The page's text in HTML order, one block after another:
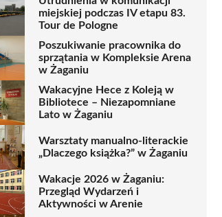
miejskiej podczas IV etapu 83.
Tour de Pologne
Poszukiwanie pracownika do
sprzątania w Kompleksie Arena
w Żaganiu
Wakacyjne Hece z Koleją w
Bibliotece – Niezapomniane
Lato w Żaganiu
Warsztaty manualno-literackie
„Dlaczego książka?” w Żaganiu
Wakacje 2026 w Żaganiu:
Przegląd Wydarzeń i
Aktywności w Arenie